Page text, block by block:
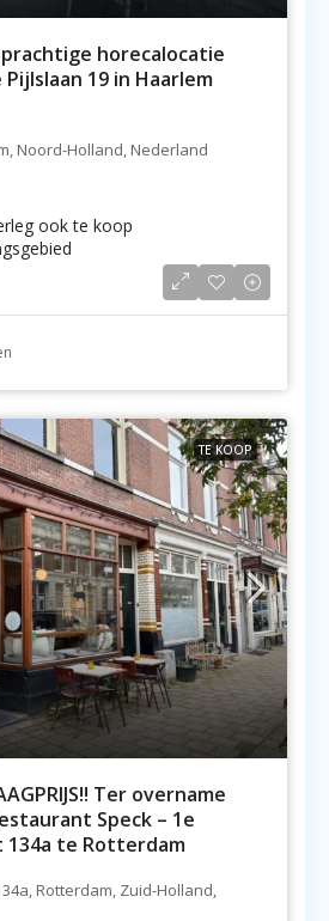
horecalocatie
19 in Haarlem
Noord-Holland, Nederland
ook te koop
TE KOOP
Ter overname
Speck – 1e
134a te Rotterdam
Rotterdam, Zuid-Holland,